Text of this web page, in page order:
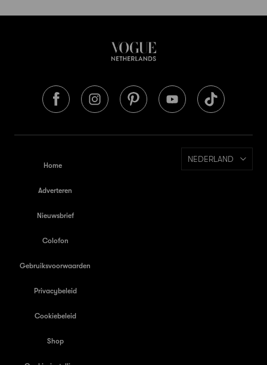
Home
Adverteren
Nieuwsbrief
Colofon
Gebruiksvoorwaarden
Privacybeleid
Cookiebeleid
Shop
NEDERLAND